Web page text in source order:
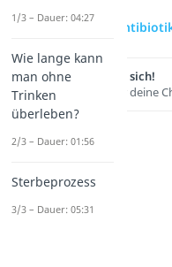
zur Videoseite:
Lernen lohnt sich!
Entdecke hier deine
1/3 – Dauer: 04:27
Wie lange kann
man ohne
Trinken
überleben?
2/3 – Dauer: 01:56
Sterbeprozess
3/3 – Dauer: 05:31